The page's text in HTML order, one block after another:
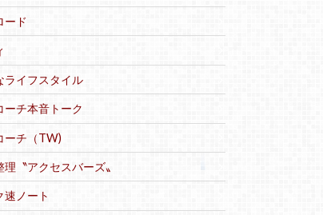
ード
ライフスタイル
ーチ本音トーク
ーチ（TW)
理〝アクセスバーズ〟
速ノート